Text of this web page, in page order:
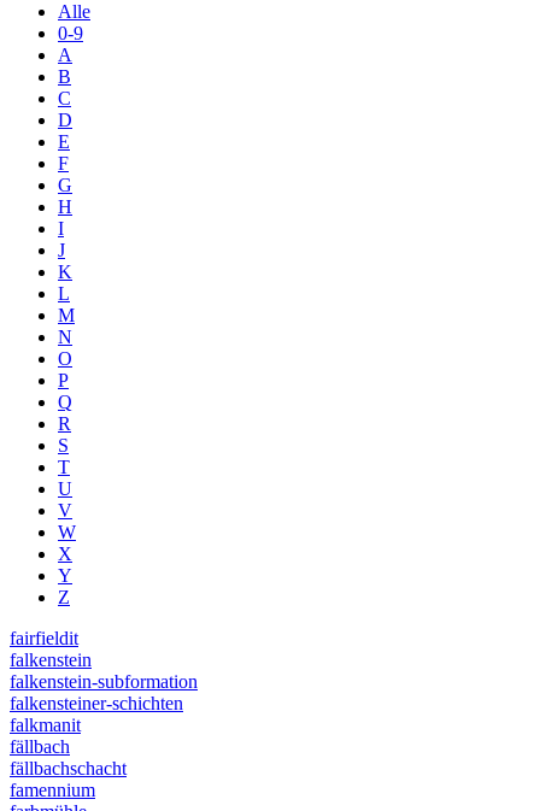
Alle
0-9
A
B
C
D
E
F
G
H
I
J
K
L
M
N
O
P
Q
R
S
T
U
V
W
X
Y
Z
fairfieldit
falkenstein
falkenstein-subformation
falkensteiner-schichten
falkmanit
fällbach
fällbachschacht
famennium